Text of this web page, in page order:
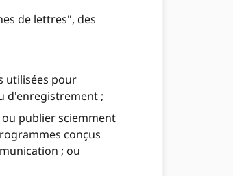
de lettres", des
utilisées pour
d'enregistrement ;
publier sciemment
conçus
; ou